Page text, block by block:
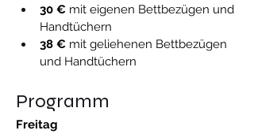
30 € mit eigenen Bettbezügen und
Handtüchern
38 € mit geliehenen Bettbezügen
und Handtüchern
Programm
Freitag